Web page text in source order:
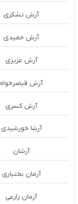
آرش تشکری
آرش حمیدی
آرش عزیزی
آرش قیصرخواه
آرش کسری
آرشا خورشیدی
آرشان
آرمان بختیاری
آرمان زارعی